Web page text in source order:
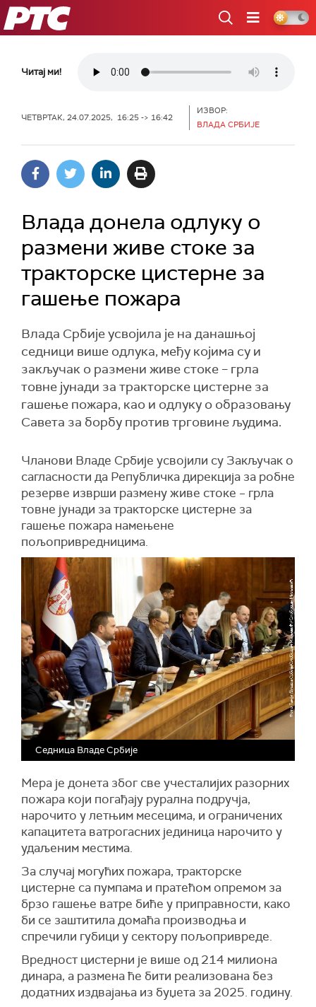
РТС
Читај ми!
ЧЕТВРТАК, 24.07.2025, 16:25 -> 16:42
ИЗВОР:
ВЛАДА СРБИЈЕ
Влада донела одлуку о
размени живе стоке за
тракторске цистерне за
гашење пожара
Влада Србије усвојила је на данашњој
седници више одлука, међу којима су и
закључак о размени живе стоке – грла
товне јунади за тракторске цистерне за
гашење пожара, као и одлуку о образовању
Савета за борбу против трговине људима.
Чланови Владе Србије усвојили су Закључак о
сагласности да Републичка дирекција за робне
резерве изврши размену живе стоке – грла
товне јунади за тракторске цистерне за
гашење пожара намењене
пољопривредницима.
Седница Владе Србије
Мера је донета због све учесталијих разорних
пожара који погађају рурална подручја,
нарочито у летњим месецима, и ограничених
капацитета ватрогасних јединица нарочито у
удаљеним местима.
За случај могућих пожара, тракторске
цистерне са пумпама и пратећом опремом за
брзо гашење ватре биће у приправности, како
би се заштитила домаћа производња и
спречили губици у сектору пољопривреде.
Вредност цистерни је више од 214 милиона
динара, а размена ће бити реализована без
додатних издвајања из буџета за 2025. годину.